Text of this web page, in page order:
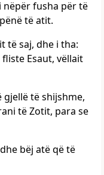
nëpër fusha për të
të atit.
të saj, dhe i tha:
Esaut, vëllait
të shijshme,
të Zotit, para se
bëj atë që të